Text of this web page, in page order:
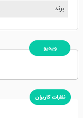
برند
ویدیو
نظرات کاربران